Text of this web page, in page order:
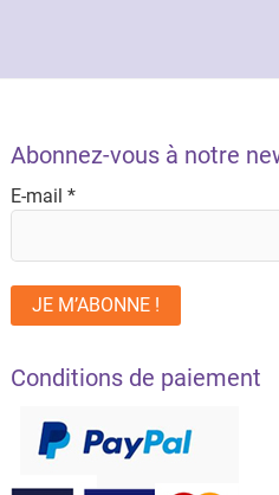
Abonnez-vous à notre
E-mail *
Conditions de paiement